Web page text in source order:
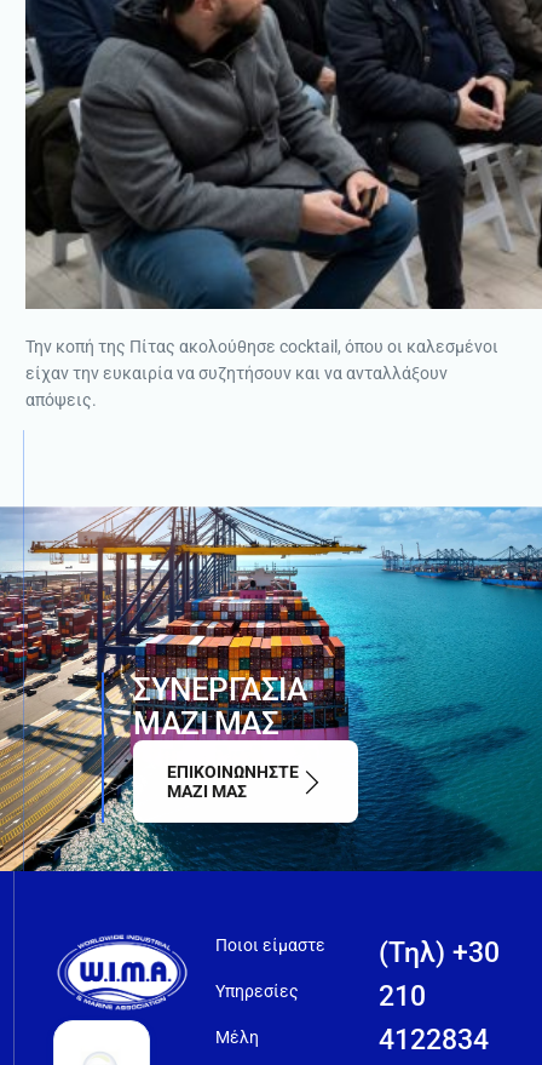
Την κοπή της Πίτας ακολούθησε cocktail, όπου οι καλεσμένοι
είχαν την ευκαιρία να συζητήσουν και να ανταλλάξουν
απόψεις.
ΣΥΝΕΡΓΑΣΙΑ
ΜΑΖΙ ΜΑΣ
ΕΠΙΚΟΙΝΩΝΗΣΤΕ
ΜΑΖΙ ΜΑΣ
Ποιοι είμαστε
Υπηρεσίες
Μέλη
(Τηλ) +30
210
4122834